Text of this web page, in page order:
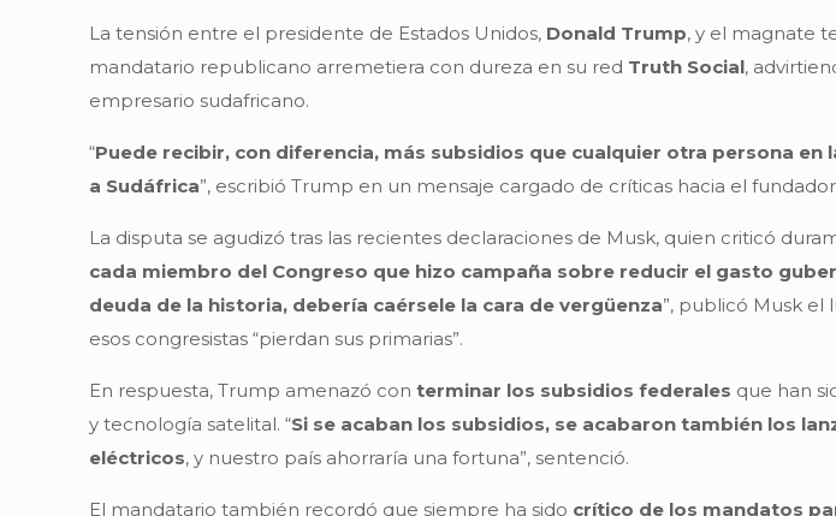
La tensión entre el presidente de Estados Unidos, Donald Trump, y el magnate
mandatario republicano arremetiera con dureza en su red Truth Social,
empresario sudafricano.
“Puede recibir, con diferencia, más subsidios que cualquier otra persona
a Sudáfrica”, escribió Trump en un mensaje cargado de críticas hacia el
La disputa se agudizó tras las recientes declaraciones de Musk, quien criticó
cada miembro del Congreso que hizo campaña sobre reducir el gasto
deuda de la historia, debería caérsele la cara de vergüenza”, publicó Musk el
esos congresistas “pierdan sus primarias”.
En respuesta, Trump amenazó conterminar los subsidios federales que han
y tecnología satelital. “Si se acaban los subsidios, se acabaron también los
eléctricos, y nuestro país ahorraría una fortuna”, sentenció.
El mandatario también recordó que siempre ha sido crítico de los mandatos